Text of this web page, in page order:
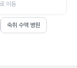
이동
숙취 수액 병원